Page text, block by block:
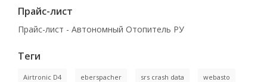
Прайс-лист
Прайс-лист - Автономный Отопитель РУ
Теги
Airtronic D4 eberspacher srs crash data webasto